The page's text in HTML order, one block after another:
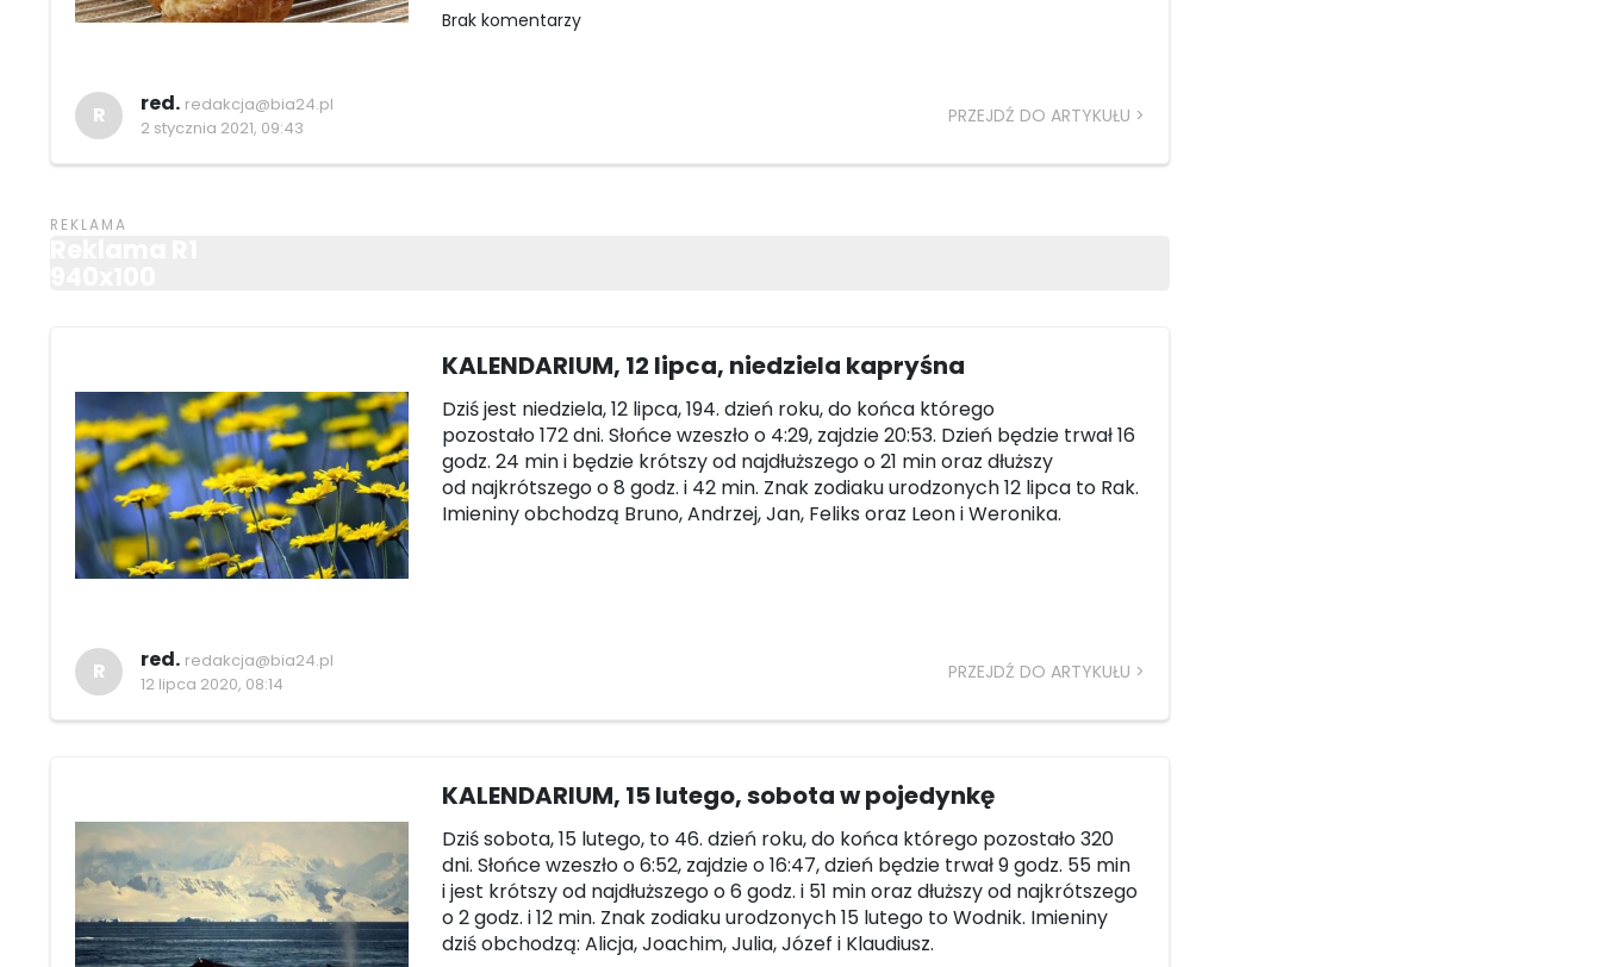
Brak komentarzy
R red. redakcja@bia24.pl
2 stycznia 2021, 09:43
PRZEJDŹ DO ARTYKUŁU
KALENDARIUM, 12 lipca, niedziela kapryśna
Dziś jest niedziela, 12 lipca, 194. dzień roku, do końca którego
pozostało 172 dni. Słońce wzeszło o 4:29, zajdzie 20:53. Dzień będzie trwał 16
godz. 24 min i będzie krótszy od najdłuższego o 21 min oraz dłuższy
od najkrótszego o 8 godz. i 42 min. Znak zodiaku urodzonych 12 lipca to Rak.
Imieniny obchodzą Bruno, Andrzej, Jan, Feliks oraz Leon i Weronika.
R red. redakcja@bia24.pl
12 lipca 2020, 08:14
PRZEJDŹ DO ARTYKUŁU
KALENDARIUM, 15 lutego, sobota w pojedynkę
Dziś sobota, 15 lutego, to 46. dzień roku, do końca którego pozostało 320
dni. Słońce wzeszło o 6:52, zajdzie o 16:47, dzień będzie trwał 9 godz. 55 min
i jest krótszy od najdłuższego o 6 godz. i 51 min oraz dłuższy od najkrótszego
o 2 godz. i 12 min. Znak zodiaku urodzonych 15 lutego to Wodnik. Imieniny
dziś obchodzą: Alicja, Joachim, Julia, Józef i Klaudiusz.